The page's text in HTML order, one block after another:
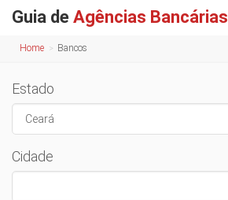
Guia de Agências Bancárias
Home Bancos
Estado
Cidade